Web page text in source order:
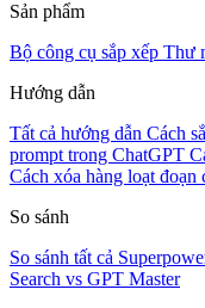
Sản phẩm
Bộ công cụ sắp xếp Thư
Hướng dẫn
Tất cả hướng dẫn Cách
prompt trong ChatGPT
Cách xóa hàng loạt đoạn
So sánh
So sánh tất cả
Search vs GPT Master